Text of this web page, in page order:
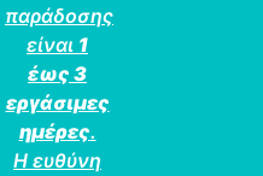
παράδοσης
είναι 1
έως 3
εργάσιμες
ημέρες.
Η ευθύνη